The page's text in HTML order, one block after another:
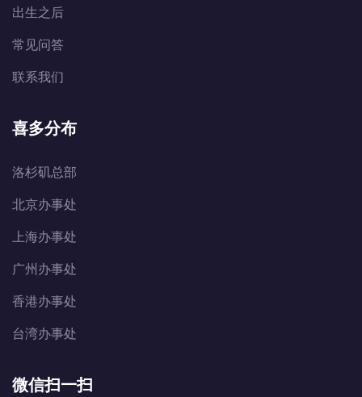
出生之后
常见问答
联系我们
喜多分布
洛杉矶总部
北京办事处
上海办事处
广州办事处
香港办事处
台湾办事处
微信扫一扫